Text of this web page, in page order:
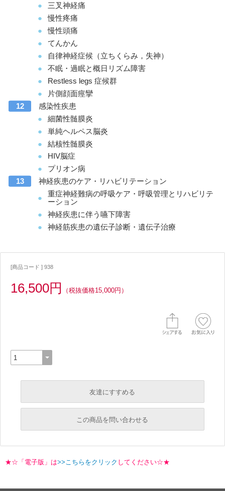
三叉神経痛
慢性疼痛
慢性頭痛
てんかん
自律神経症候（立ちくらみ，失神）
不眠・過眠と概日リズム障害
Restless legs 症候群
片側顔面痙攣
感染性疾患
細菌性髄膜炎
単純ヘルペス脳炎
結核性髄膜炎
HIV脳症
プリオン病
神経疾患のケア・リハビリテーション
重症神経難病の呼吸ケア・呼吸管理とリハビリテ
ーション
神経疾患に伴う嚥下障害
神経筋疾患の遺伝子診断・遺伝子治療
[商品コード ] 938
16,500円 （税抜価格15,000円）
友達にすすめる
必須
必須
この商品を問い合わせる
★☆「電子版」は>>こちらをクリック してください☆★